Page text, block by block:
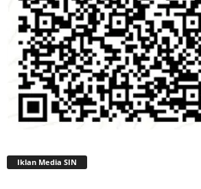
Iklan Media SIN